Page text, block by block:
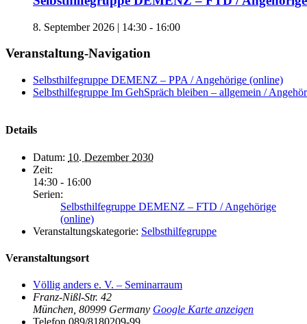
8. September 2026 | 14:30 - 16:00
Veranstaltung-Navigation
Selbsthilfegruppe DEMENZ – PPA / Angehörige (online)
Selbsthilfegruppe Im GehSpräch bleiben – allgemein /
Details
Datum: 10. Dezember 2030
Zeit:
14:30 - 16:00
Serien:
Selbsthilfegruppe DEMENZ – FTD / Angehörige
(online)
Veranstaltungskategorie: Selbsthilfegruppe
Veranstaltungsort
Völlig anders e. V. – Seminarraum
Franz-Nißl-Str. 42
München 80999 Germany Google Karte anzeigen